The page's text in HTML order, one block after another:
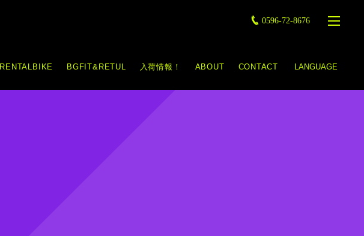
0596-72-8676
RENTALBIKE BGFIT&RETUL 入荷情報！ ABOUT CONTACT LANGUAGE